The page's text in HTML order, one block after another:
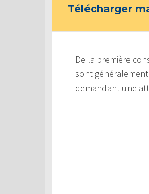
Télécharger
De la première
sont
demandant une